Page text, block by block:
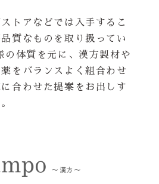
トアなどでは入手するこ
質なものを取り扱ってい
の体質を元に、漢方製材や
をバランスよく組合わせ
合わせた提案をお出しす